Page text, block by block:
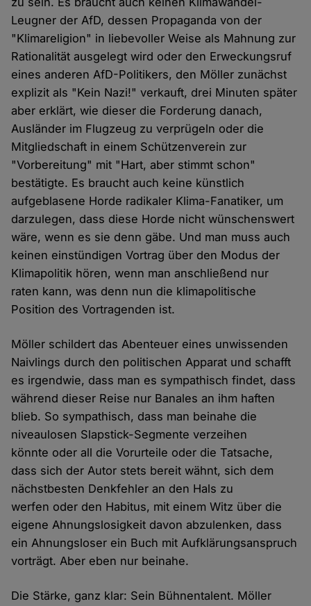
Leugner der AfD, dessen Propaganda von der
"Klimareligion" in liebevoller Weise als Mahnung zur
Rationalität ausgelegt wird oder den Erweckungsruf
eines anderen AfD-Politikers, den Möller zunächst
explizit als "Kein Nazi!" verkauft, drei Minuten später
aber erklärt, wie dieser die Forderung danach,
Ausländer im Flugzeug zu verprügeln oder die
Mitgliedschaft in einem Schützenverein zur
"Vorbereitung" mit "Hart, aber stimmt schon"
bestätigte. Es braucht auch keine künstlich
aufgeblasene Horde radikaler Klima-Fanatiker, um
darzulegen, dass diese Horde nicht wünschenswert
wäre, wenn es sie denn gäbe. Und man muss auch
keinen einstündigen Vortrag über den Modus der
Klimapolitik hören, wenn man anschließend nur
raten kann, was denn nun die klimapolitische
Position des Vortragenden ist.
Möller schildert das Abenteuer eines unwissenden
Naivlings durch den politischen Apparat und schafft
es irgendwie, dass man es sympathisch findet, dass
während dieser Reise nur Banales an ihm haften
blieb. So sympathisch, dass man beinahe die
niveaulosen Slapstick-Segmente verzeihen
könnte oder all die Vorurteile oder die Tatsache,
dass sich der Autor stets bereit wähnt, sich dem
nächstbesten Denkfehler an den Hals zu
werfen oder den Habitus, mit einem Witz über die
eigene Ahnungslosigkeit davon abzulenken, dass
ein Ahnungsloser ein Buch mit Aufklärungsanspruch
vorträgt. Aber eben nur beinahe.
Die Stärke, ganz klar: Sein Bühnentalent. Möller